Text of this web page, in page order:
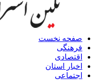
صفحه نخست
فرهنگی
اقتصادی
اخبار استان
اجتماعی